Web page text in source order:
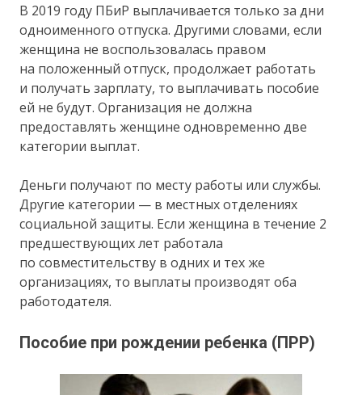
В 2019 году ПБиР выплачивается только за дни
одноименного отпуска. Другими словами, если
женщина не воспользовалась правом
на положенный отпуск, продолжает работать
и получать зарплату, то выплачивать пособие
ей не будут. Организация не должна
предоставлять женщине одновременно две
категории выплат.
Деньги получают по месту работы или службы.
Другие категории — в местных отделениях
социальной защиты. Если женщина в течение 2
предшествующих лет работала
по совместительству в одних и тех же
организациях, то выплаты производят оба
работодателя.
Пособие при рождении ребенка (ПРР)